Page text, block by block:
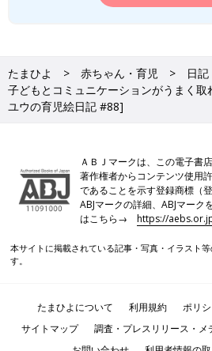
たまひよ 赤ちゃん・育児 日
子どもとコミュニケーションがうまく
ユウの育児絵日記 #88]
ＡＢＪマークは、この電子書
著作権者からコンテンツ使用
であることを示す登録商標（
ABJマークの詳細、ABJマー
はこちら→https://
本サイトに掲載されている記事・写真・イラスト
す。
たまひよについて 利用規約 ポリ
サイトマップ
調査・プレスリリース・メ